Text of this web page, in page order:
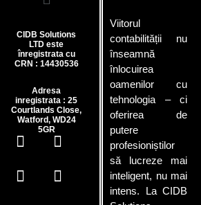
CIDB Solutions
LTD este
înregistrata cu
CRN : 14430536
Adresa
inregistrata : 25
Courtlands Close,
Watford, WD24
5GR
Viitorul
contabilității nu
înseamnă
înlocuirea
oamenilor cu
tehnologia – ci
oferirea de
putere
profesioniștilor
să lucreze mai
inteligent, nu mai
intens. La CIDB